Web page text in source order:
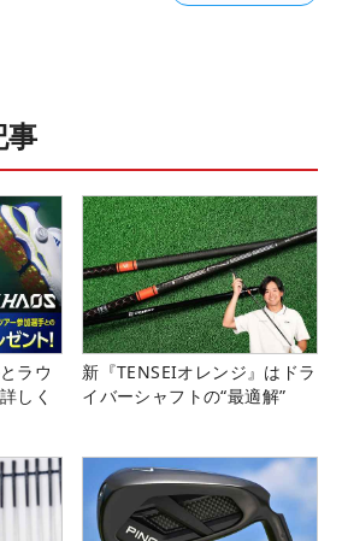
ラウ
しく
新『TENSEIオレンジ』はドラ
イバーシャフトの“最適解”